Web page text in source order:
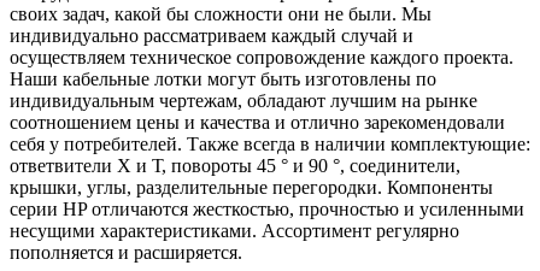
своих задач, какой бы сложности они не были. Мы
индивидуально рассматриваем каждый случай и
осуществляем техническое сопровождение каждого проекта.
Наши кабельные лотки могут быть изготовлены по
индивидуальным чертежам, обладают лучшим на рынке
соотношением цены и качества и отлично зарекомендовали
себя у потребителей. Также всегда в наличии комплектующие:
ответвители Х и Т, повороты 45 ° и 90 °, соединители,
крышки, углы, разделительные перегородки. Компоненты
серии HP отличаются жесткостью, прочностью и усиленными
несущими характеристиками. Ассортимент регулярно
пополняется и расширяется.